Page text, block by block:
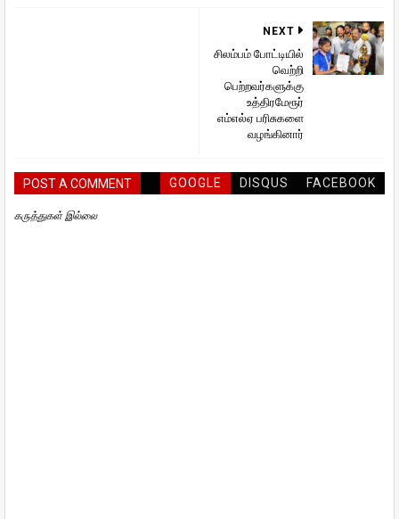
NEXT
சிலம்பம் போட்டியில்
வெற்றி
பெற்றவர்களுக்கு
உத்திரமேரூர்
எம்எல்ஏ பரிசுகளை
வழங்கினார்
POST A COMMENT GOOGLE DISQUS FACEBOOK
கருத்துகள் இல்லை